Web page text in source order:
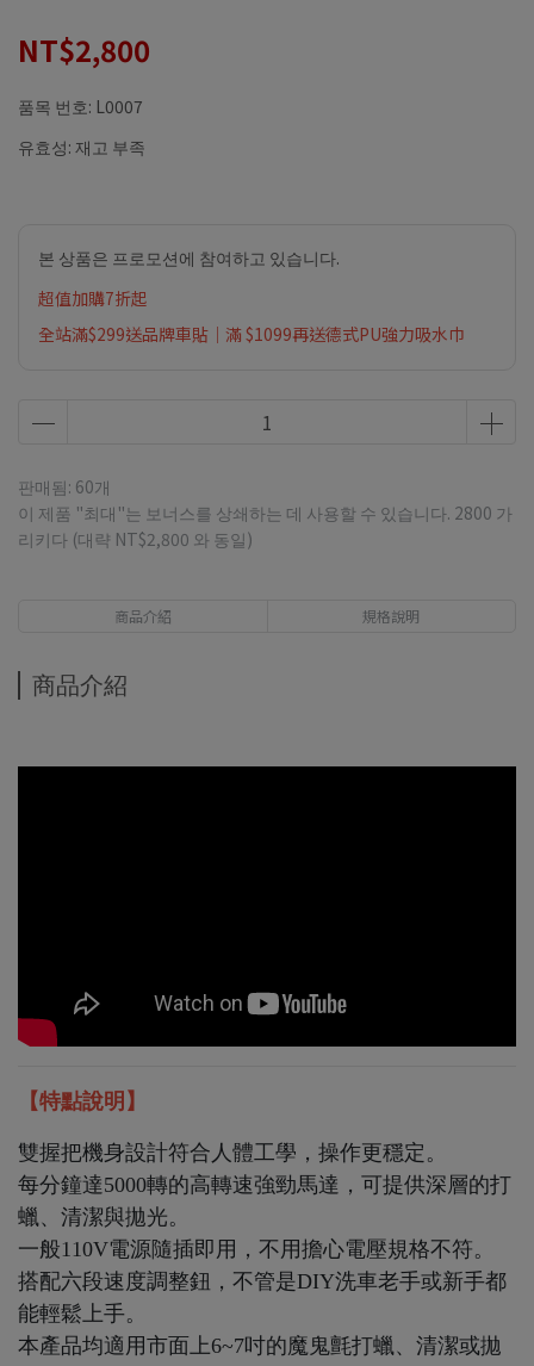
NT$2,800
품목 번호: L0007
유효성: 재고 부족
본 상품은 프로모션에 참여하고 있습니다.
超值加購7折起
全站滿$299送品牌車貼｜滿 $1099再送德式PU強力吸水巾
판매됨: 60개
이 제품 "최대"는 보너스를 상쇄하는 데 사용할 수 있습니다. 2800 가
리키다 (대략 NT$2,800 와 동일)
商品介紹 規格說明
商品介紹
【特點說明】
雙握把機身設計符合人體工學，操作更穩定。
每分鐘達5000轉的高轉速強勁馬達，可提供深層的打
蠟、清潔與拋光。
一般110V電源隨插即用，不用擔心電壓規格不符。
搭配六段速度調整鈕，不管是DIY洗車老手或新手都
能輕鬆上手。
本產品均適用市面上6~7吋的魔鬼氈打蠟、清潔或拋